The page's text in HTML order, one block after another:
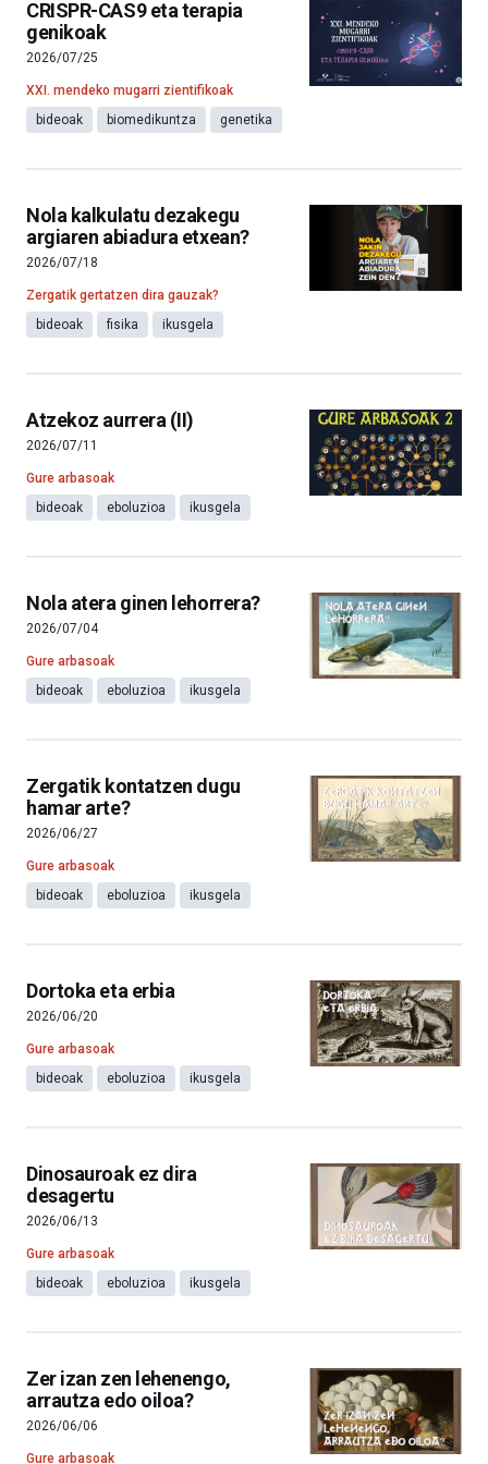
CRISPR-CAS9 eta terapia
genikoak
2026/07/25
XXI. mendeko mugarri zientifikoak
bideoak
biomedikuntza genetika
Nola kalkulatu dezakegu
argiaren abiadura etxean?
2026/07/18
Zergatik gertatzen dira gauzak?
bideoak
fisika ikusgela
Atzekoz aurrera (II)
2026/07/11
Gure arbasoak
bideoak
eboluzioa ikusgela
Nola atera ginen lehorrera?
2026/07/04
Gure arbasoak
bideoak
eboluzioa ikusgela
Zergatik kontatzen dugu
hamar arte?
2026/06/27
Gure arbasoak
bideoak
eboluzioa ikusgela
Dortoka eta erbia
2026/06/20
Gure arbasoak
bideoak
eboluzioa ikusgela
Dinosauroak ez dira
desagertu
2026/06/13
Gure arbasoak
bideoak
eboluzioa ikusgela
Zer izan zen lehenengo,
arrautza edo oiloa?
2026/06/06
Gure arbasoak